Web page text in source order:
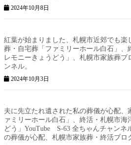
2024年10月8日
紅葉が始まりました、札幌市近郊でも楽
葬・自宅葬「ファミリーホール白石」、
レモニーきょうどう」、札幌市家族葬ブ
ンネル。
2024年10月3日
夫に先立たれ遺された私の葬儀が心配、
ァミリーホール白石」、終活・札幌市海
どう」YouTube S-63 全ちゃんチャンネ
の葬儀が心配、札幌市家族葬・終活ブロ